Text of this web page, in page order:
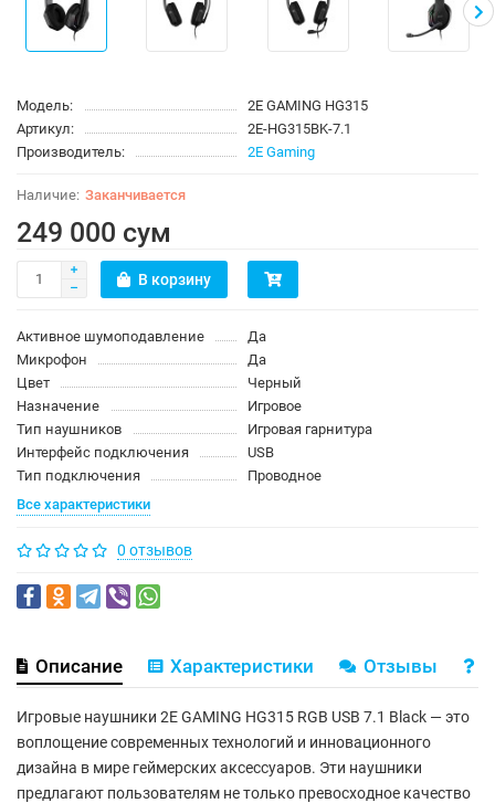
Модель:
2E GAMING HG315
Артикул:
2E-HG315BK-7.1
Производитель:
2E Gaming
Заканчивается
249 000 сум
В корзину
Активное шумоподавление
Да
Микрофон
Да
Цвет
Черный
Назначение
Игровое
Тип наушников
Игровая гарнитура
Интерфейс подключения
USB
Тип подключения
Проводное
Все характеристики
0 отзывов
Описание Характеристики Отзывы
Игровые наушники 2E GAMING HG315 RGB USB 7.1 Black — это
воплощение современных технологий и инновационного
дизайна в мире геймерских аксессуаров. Эти наушники
предлагают пользователям не только превосходное качество